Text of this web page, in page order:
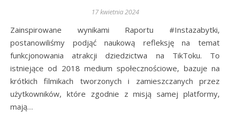
17 kwietnia 2024
Zainspirowane wynikami Raportu #Instazabytki,
postanowiliśmy podjąć naukową refleksję na temat
funkcjonowania atrakcji dziedzictwa na TikToku. To
istniejące od 2018 medium społecznościowe, bazuje na
krótkich filmikach tworzonych i zamieszczanych przez
użytkowników, które zgodnie z misją samej platformy,
mają…